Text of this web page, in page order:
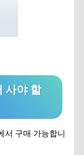
사야 할
서 구매 가능합니